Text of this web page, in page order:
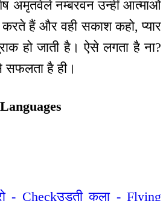
अमृतवेले नम्बरवन उन्हीं आत्माओं
करते हैं और वही सकाश कहो, प्यार
हो जाती है। ऐसे लगता है ना?
सफलता है ही।
- Checkउड़ती कला - Flying